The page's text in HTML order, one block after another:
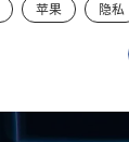
苹果 隐私